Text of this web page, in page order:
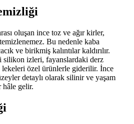
oluşan ince toz ve ağır kirler,
Bu nedenle kaba
ve birikmiş kalıntılar kaldırılır.
silikon izleri, fayanslardaki derz
lekeleri özel ürünlerle giderilir. İnce
detaylı olarak silinir ve yaşam
hâle gelir.